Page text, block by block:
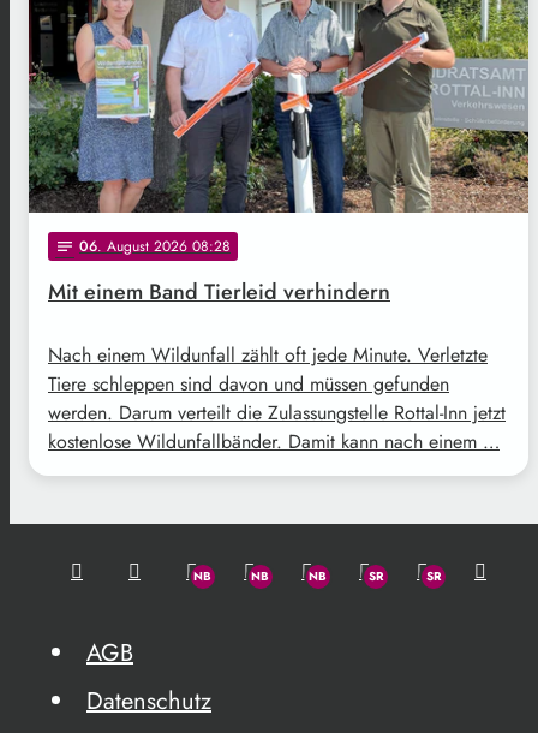
notes 06. August 2026 08:28
Mit einem Band Tierleid verhindern
Nach einem Wildunfall zählt oft jede Minute. Verletzte
Tiere schleppen sind davon und müssen gefunden
werden. Darum verteilt die Zulassungstelle Rottal-Inn jetzt
kostenlose Wildunfallbänder. Damit kann nach einem …
AGB
Datenschutz